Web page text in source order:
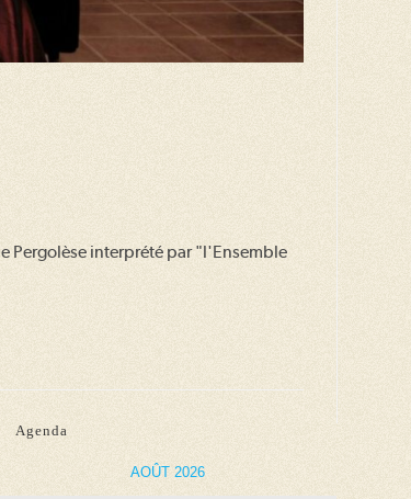
Pergolèse interprété par "l'Ensemble
Agenda
AOÛT 2026